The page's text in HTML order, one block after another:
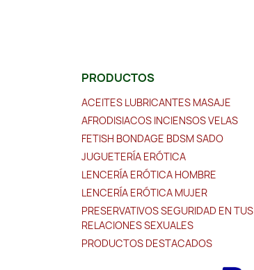
PRODUCTOS
ACEITES LUBRICANTES MASAJE
AFRODISIACOS INCIENSOS VELAS
FETISH BONDAGE BDSM SADO
JUGUETERÍA ERÓTICA
LENCERÍA ERÓTICA HOMBRE
LENCERÍA ERÓTICA MUJER
PRESERVATIVOS SEGURIDAD EN TUS
RELACIONES SEXUALES
PRODUCTOS DESTACADOS